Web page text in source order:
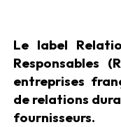
Le label
Responsables
entreprises
de relations
fournisseurs.